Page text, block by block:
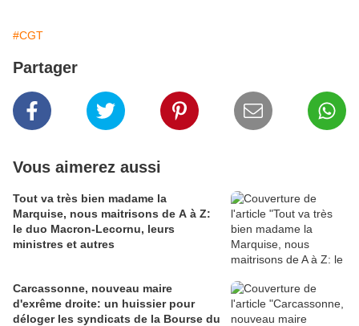
#CGT
Partager
Vous aimerez aussi
Tout va très bien madame la
Marquise, nous maitrisons de A à Z:
le duo Macron-Lecornu, leurs
ministres et autres
Carcassonne, nouveau maire
d'exrême droite: un huissier pour
déloger les syndicats de la Bourse du